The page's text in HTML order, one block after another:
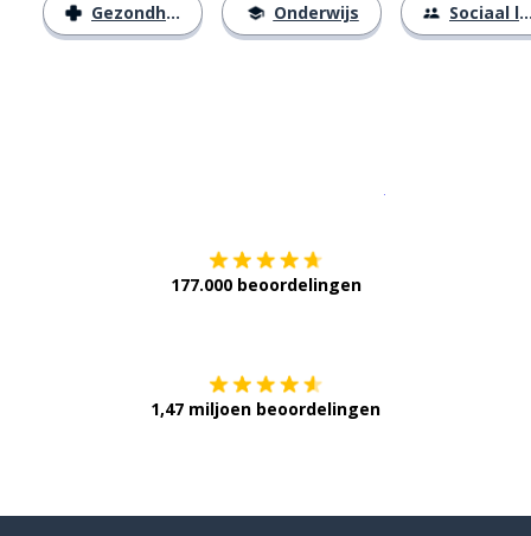
Gezondheid Onderwijs Sociaal leven
177.000 beoordelingen
1,47 miljoen beoordelingen